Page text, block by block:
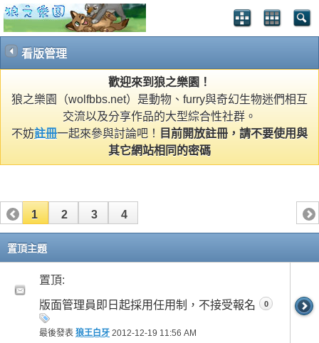
看版管理
歡迎來到狼之樂園！
狼之樂園（wolfbbs.net）是動物、furry與奇幻生物迷們相互
交流以及分享作品的大型綜合性社群。
不妨註冊一起來參與討論吧！
目前開放註冊，請不要使用與
其它網站相同的密碼
1 2 3 4
置頂主題
置頂:
版面管理員即日起採用任用制，不接受報名
最後發表 狼王白牙 2012-12-19 11:56 AM
0